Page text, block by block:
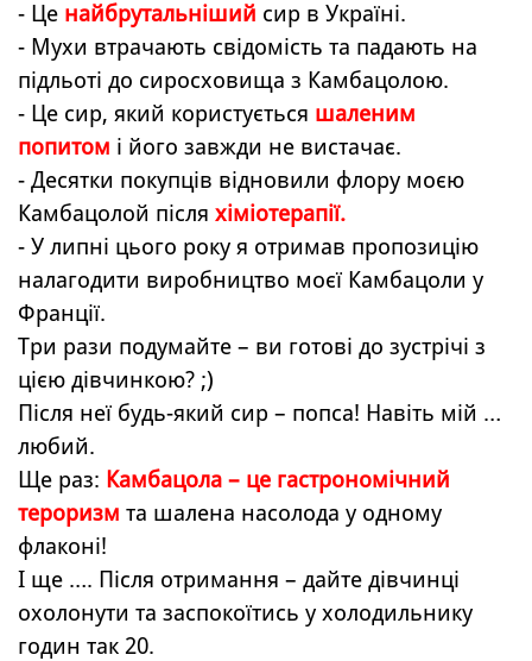
- Це найбрутальніший сир в Україні.
- Мухи втрачають свідомість та падають на
підльоті до сиросховища з Камбацолою.
- Це сир, який користується шаленим
попитом і його завжди не вистачає.
- Десятки покупців відновили флору моєю
Камбацолой після хіміотерапії.
- У липні цього року я отримав пропозицію
налагодити виробництво моєї Камбацоли у
Франції.
Три рази подумайте – ви готові до зустрічі з
цією дівчинкою? ;)
Після неї будь-який сир – попса! Навіть мій …
любий.
Ще раз: Камбацола – це гастрономічний
тероризм та шалена насолода у одному
флаконі!
І ще …. Після отримання – дайте дівчинці
охолонути та заспокоїтись у холодильнику
годин так 20.